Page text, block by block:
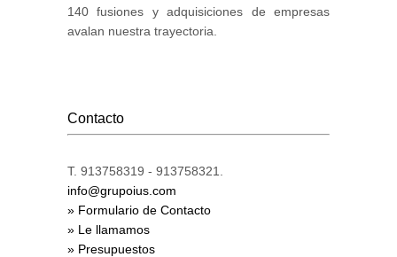
140 fusiones y adquisiciones de empresas
avalan nuestra trayectoria.
Contacto
T. 913758319 - 913758321.
info@grupoius.com
» Formulario de Contacto
» Le llamamos
» Presupuestos